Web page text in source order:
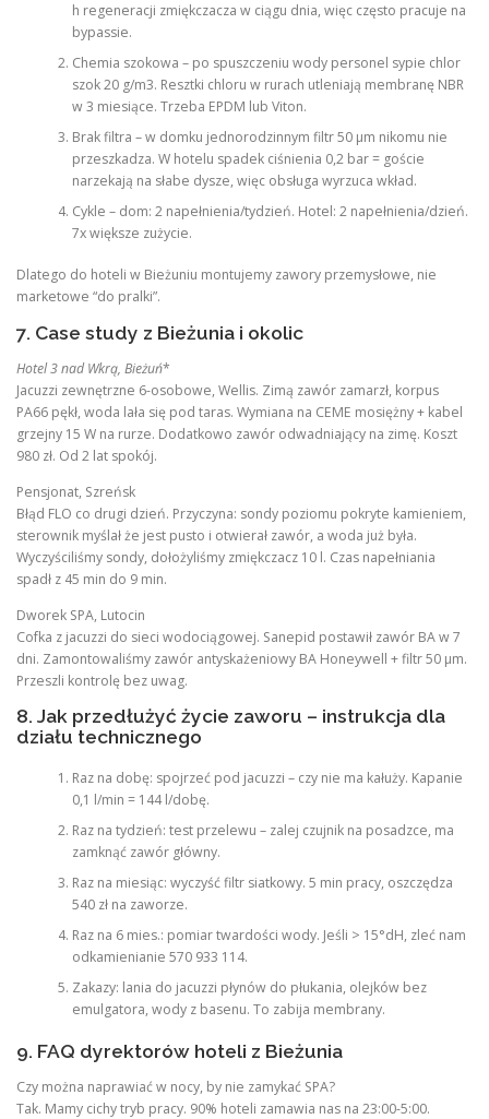
h regeneracji zmiękczacza w ciągu dnia, więc często pracuje na
bypassie.
Chemia szokowa – po spuszczeniu wody personel sypie chlor
szok 20 g/m3. Resztki chloru w rurach utleniają membranę NBR
w 3 miesiące. Trzeba EPDM lub Viton.
Brak filtra – w domku jednorodzinnym filtr 50 µm nikomu nie
przeszkadza. W hotelu spadek ciśnienia 0,2 bar = goście
narzekają na słabe dysze, więc obsługa wyrzuca wkład.
Cykle – dom: 2 napełnienia/tydzień. Hotel: 2 napełnienia/dzień.
7x większe zużycie.
Dlatego do hoteli w Bieżuniu montujemy zawory przemysłowe, nie
marketowe “do pralki”.
7. Case study z Bieżunia i okolic
Hotel 3 nad Wkrą, Bieżuń*
Jacuzzi zewnętrzne 6-osobowe, Wellis. Zimą zawór zamarzł, korpus
PA66 pękł, woda lała się pod taras. Wymiana na CEME mosiężny + kabel
grzejny 15 W na rurze. Dodatkowo zawór odwadniający na zimę. Koszt
980 zł. Od 2 lat spokój.
Pensjonat, Szreńsk
Błąd FLO co drugi dzień. Przyczyna: sondy poziomu pokryte kamieniem,
sterownik myślał że jest pusto i otwierał zawór, a woda już była.
Wyczyściliśmy sondy, dołożyliśmy zmiękczacz 10 l. Czas napełniania
spadł z 45 min do 9 min.
Dworek SPA, Lutocin
Cofka z jacuzzi do sieci wodociągowej. Sanepid postawił zawór BA w 7
dni. Zamontowaliśmy zawór antyskażeniowy BA Honeywell + filtr 50 µm.
Przeszli kontrolę bez uwag.
8. Jak przedłużyć życie zaworu – instrukcja dla
działu technicznego
Raz na dobę: spojrzeć pod jacuzzi – czy nie ma kałuży. Kapanie
0,1 l/min = 144 l/dobę.
Raz na tydzień: test przelewu – zalej czujnik na posadzce, ma
zamknąć zawór główny.
Raz na miesiąc: wyczyść filtr siatkowy. 5 min pracy, oszczędza
540 zł na zaworze.
Raz na 6 mies.: pomiar twardości wody. Jeśli > 15°dH, zleć nam
odkamienianie 570 933 114.
Zakazy: lania do jacuzzi płynów do płukania, olejków bez
emulgatora, wody z basenu. To zabija membrany.
9. FAQ dyrektorów hoteli z Bieżunia
Czy można naprawiać w nocy, by nie zamykać SPA?
Tak. Mamy cichy tryb pracy. 90% hoteli zamawia nas na 23:00-5:00.